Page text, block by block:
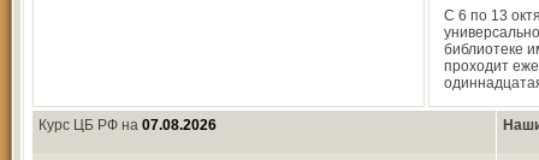
С 6 по 13
библиотеке
проходит
Курс ЦБ РФ на 07.08.2026